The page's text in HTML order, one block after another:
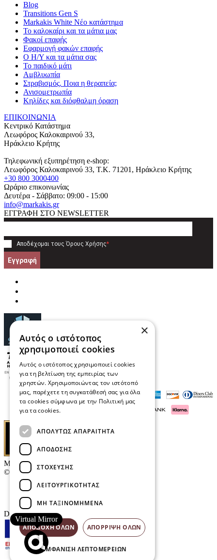
Blog
Transitions Gen S
Markakis White Νέο κατάστημα
Το καλοκαίρι και τα μάτια μας
Φακοί επαφής
Εφαρμογή φακών επαφής
Ο Η/Υ και τα μάτια σας
Το παιδικό μάτι
Αμβλυωπία
Στραβισμός. Ποια η θεραπεία;
Ανισομετρωπία
Κηλίδες και διόφθαλμη όραση
ΕΠΙΚΟΙΝΩΝΙΑ
Κεντρικό Κατάστημα
Λεωφόρος Καλοκαιρινού 33,
Ηράκλειο Κρήτης
Τηλεφωνική εξυπηρέτηση e-shop:
Λεωφόρος Καλοκαιρινού 33, T.K. 71201, Ηράκλειο Κρήτης
+30 800 3000400
Ωράριο επικοινωνίας
Δευτέρα - Σάββατο: 09:00 - 15:00
info@markakis.gr
ΕΓΓΡΑΦΗ ΣΤΟ NEWSLETTER
Αποδέχομαι τους Όρους Χρήσης*
Εγγραφή
Μαρκάκης Οπτικά
© 2026
Επικοινωνία
E-Volution Awards
Designed & developed by
Virtual Mirror
×
Αυτός ο ιστότοπος
χρησιμοποιεί cookies
Αυτός ο ιστότοπος χρησιμοποιεί cookies
για τη βελτίωση της εμπειρίας των
χρηστών. Χρησιμοποιώντας τον ιστότοπό
μας, παρέχετε τη συγκατάθεσή σας για όλα
τα cookies σύμφωνα με την Πολιτική μας
για τα cookies.
ΑΠΟΛΎΤΩΣ ΑΠΑΡΑΊΤΗΤΑ
ΑΠΌΔΟΣΗΣ
ΣΤΌΧΕΥΣΗΣ
ΛΕΙΤΟΥΡΓΙΚΌΤΗΤΑΣ
ΜΗ ΤΑΞΙΝΟΜΗΜΈΝΑ
ΑΠΟΔΟΧΉ ΌΛΩΝ ΑΠΌΡΡΙΨΗ ΌΛΩΝ
ΕΜΦΆΝΙΣΗ ΛΕΠΤΟΜΕΡΕΙΏΝ